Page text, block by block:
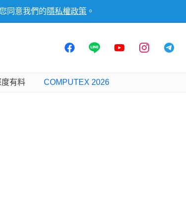
同意我們的 隱私權政策 。
度有料 COMPUTEX 2026